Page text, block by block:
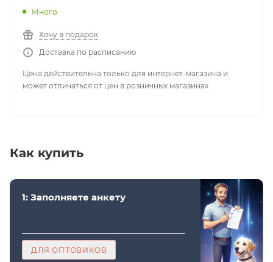
Много
Хочу в подарок
Доставка по расписанию
Цена действительна только для интернет-магазина и
может отличаться от цен в розничных магазинах
Как купить
1: Заполняете анкету
ДЛЯ ОПТОВИКОВ